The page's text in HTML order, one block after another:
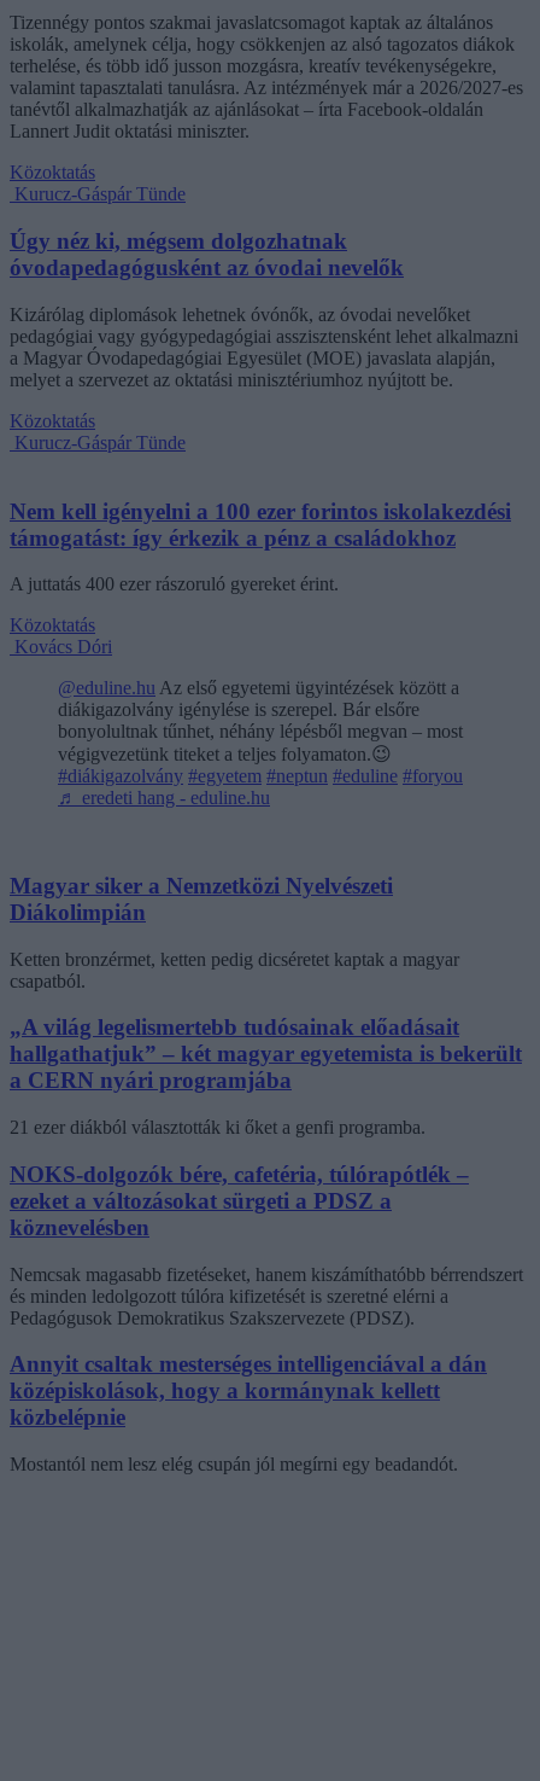
Tizennégy pontos szakmai javaslatcsomagot kaptak az általános
iskolák, amelynek célja, hogy csökkenjen az alsó tagozatos diákok
terhelése, és több idő jusson mozgásra, kreatív tevékenységekre,
valamint tapasztalati tanulásra. Az intézmények már a 2026/2027-es
tanévtől alkalmazhatják az ajánlásokat – írta Facebook-oldalán
Lannert Judit oktatási miniszter.
Közoktatás
Kurucz-Gáspár Tünde
Úgy néz ki, mégsem dolgozhatnak
óvodapedagógusként az óvodai nevelők
Kizárólag diplomások lehetnek óvónők, az óvodai nevelőket
pedagógiai vagy gyógypedagógiai asszisztensként lehet alkalmazni
a Magyar Óvodapedagógiai Egyesület (MOE) javaslata alapján,
melyet a szervezet az oktatási minisztériumhoz nyújtott be.
Közoktatás
Kurucz-Gáspár Tünde
Nem kell igényelni a 100 ezer forintos iskolakezdési
támogatást: így érkezik a pénz a családokhoz
A juttatás 400 ezer rászoruló gyereket érint.
Közoktatás
Kovács Dóri
@eduline.hu Az első egyetemi ügyintézések között a
diákigazolvány igénylése is szerepel. Bár elsőre
bonyolultnak tűnhet, néhány lépésből megvan – most
végigvezetünk titeket a teljes folyamaton.😉
#diákigazolvány #egyetem #neptun #eduline #foryou
♬ eredeti hang - eduline.hu
Magyar siker a Nemzetközi Nyelvészeti
Diákolimpián
Ketten bronzérmet, ketten pedig dicséretet kaptak a magyar
csapatból.
„A világ legelismertebb tudósainak előadásait
hallgathatjuk” – két magyar egyetemista is bekerült
a CERN nyári programjába
21 ezer diákból választották ki őket a genfi programba.
NOKS-dolgozók bére, cafetéria, túlórapótlék –
ezeket a változásokat sürgeti a PDSZ a
köznevelésben
Nemcsak magasabb fizetéseket, hanem kiszámíthatóbb bérrendszert
és minden ledolgozott túlóra kifizetését is szeretné elérni a
Pedagógusok Demokratikus Szakszervezete (PDSZ).
Annyit csaltak mesterséges intelligenciával a dán
középiskolások, hogy a kormánynak kellett
közbelépnie
Mostantól nem lesz elég csupán jól megírni egy beadandót.